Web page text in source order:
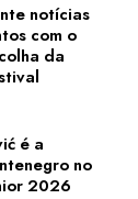
notícias
com o
da
é a
no
2026